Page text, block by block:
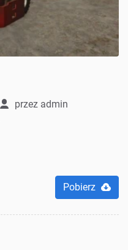
przez admin
Pobierz